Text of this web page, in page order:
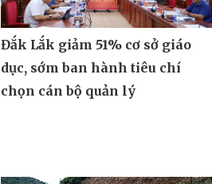
Đắk Lắk giảm 51% cơ sở giáo
dục, sớm ban hành tiêu chí
chọn cán bộ quản lý